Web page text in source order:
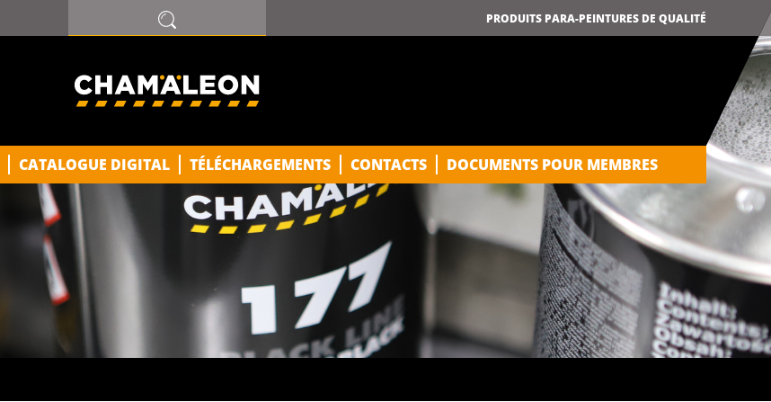
PRODUITS PARA-PEINTURES DE QUALITÉ
CATALOGUE DIGITAL TÉLÉCHARGEMENTS CONTACTS DOCUMENTS POUR MEMBRES